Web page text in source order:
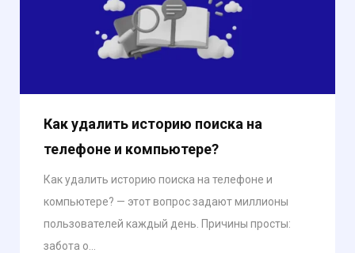
Как удалить историю поиска на
телефоне и компьютере?
Как удалить историю поиска на телефоне и
компьютере? — этот вопрос задают миллионы
пользователей каждый день. Причины просты:
забота о...